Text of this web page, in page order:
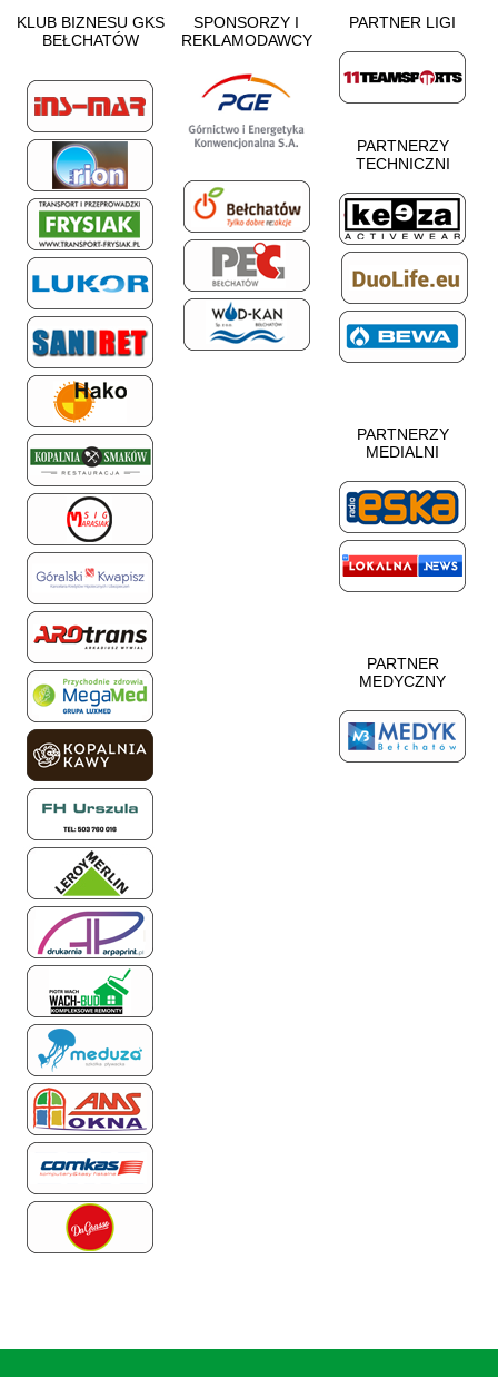
KLUB BIZNESU GKS
BEŁCHATÓW
SPONSORZY I
REKLAMODAWCY
PARTNER LIGI
PARTNERZY
TECHNICZNI
PARTNERZY
MEDIALNI
PARTNER
MEDYCZNY